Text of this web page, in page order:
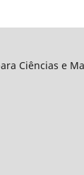
Ciências e